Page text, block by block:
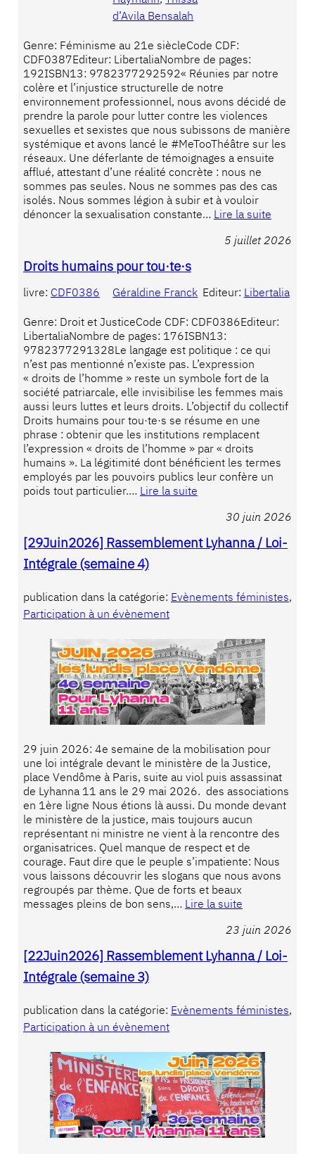
d’Avila Bensalah
Genre: Féminisme au 21e siècleCode CDF:
CDF0387Editeur: LibertaliaNombre de pages:
192ISBN13: 9782377292592« Réunies par notre
colère et l’injustice structurelle de notre
environnement professionnel, nous avons décidé de
prendre la parole pour lutter contre les violences
sexuelles et sexistes que nous subissons de manière
systémique et avons lancé le #MeTooThéâtre sur les
réseaux. Une déferlante de témoignages a ensuite
afflué, attestant d’une réalité concrète : nous ne
sommes pas seules. Nous ne sommes pas des cas
isolés. Nous sommes légion à subir et à vouloir
dénoncer la sexualisation constante… Lire la suite
5 juillet 2026
Droits humains pour tou·te·s
livre: CDF0386 Géraldine Franck Editeur: Libertalia
Genre: Droit et JusticeCode CDF: CDF0386Editeur:
LibertaliaNombre de pages: 176ISBN13:
9782377291328Le langage est politique : ce qui
n’est pas mentionné n’existe pas. L’expression
« droits de l’homme » reste un symbole fort de la
société patriarcale, elle invisibilise les femmes mais
aussi leurs luttes et leurs droits. L’objectif du collectif
Droits humains pour tou·te·s se résume en une
phrase : obtenir que les institutions remplacent
l’expression « droits de l’homme » par « droits
humains ». La légitimité dont bénéficient les termes
employés par les pouvoirs publics leur confère un
poids tout particulier.… Lire la suite
30 juin 2026
[29Juin2026] Rassemblement Lyhanna / Loi-
Intégrale (semaine 4)
publication dans la catégorie: Evènements féministes
Participation à un évènement
29 juin 2026: 4e semaine de la mobilisation pour
une loi intégrale devant le ministère de la Justice,
place Vendôme à Paris, suite au viol puis assassinat
de Lyhanna 11 ans le 29 mai 2026. des associations
en 1ère ligne Nous étions là aussi. Du monde devant
le ministère de la justice, mais toujours aucun
représentant ni ministre ne vient à la rencontre des
organisatrices. Quel manque de respect et de
courage. Faut dire que le peuple s’impatiente: Nous
vous laissons découvrir les slogans que nous avons
regroupés par thème. Que de forts et beaux
messages pleins de bon sens,… Lire la suite
23 juin 2026
[22Juin2026] Rassemblement Lyhanna / Loi-
Intégrale (semaine 3)
publication dans la catégorie: Evènements féministes
Participation à un évènement